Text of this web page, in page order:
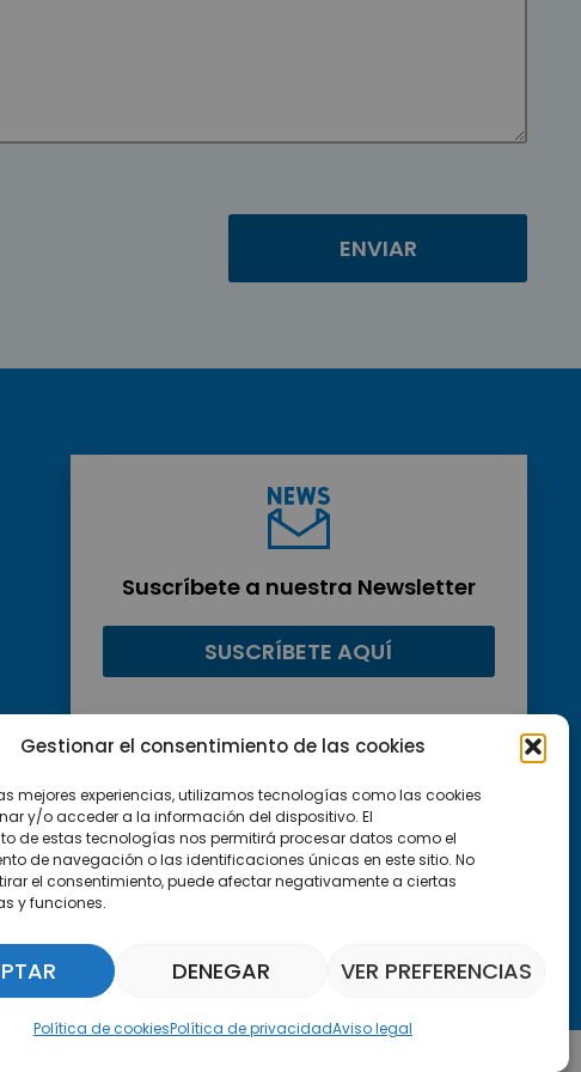
Gestionar el consentimiento de las cookies
mejores experiencias, utilizamos tecnologías como las cookies
y/o acceder a la información del dispositivo. El
de estas tecnologías nos permitirá procesar datos como el
de navegación o las identificaciones únicas en este sitio. No
el consentimiento, puede afectar negativamente a ciertas
y funciones.
DENEGAR VER PREFERENCIAS
Política de cookiesPolítica de privacidadAviso legal
Suscríbete a nuestra Newsletter
SUSCRÍBETE AQUÍ